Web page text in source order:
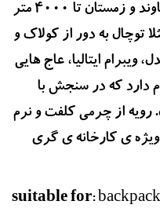
پاییزه - بهاره کوه‌های ایران تا دماوند و زمستان تا 4000 متر
= مثلا توچال به دور از کولاک و
ایتالیا، عاج هایی
دارد که در سنجش با
رویه از چرمی کلفت و نرم
ی کارخانه ی گری
suitable for: